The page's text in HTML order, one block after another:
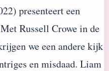
presenteert een
Russell Crowe in de
we een andere kijk
en misdaad. Liam